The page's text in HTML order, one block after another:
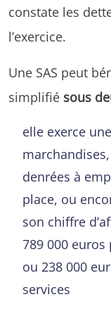
constate les
l’exercice.
Une SAS peut
simplifié sous
elle exerce
denrées à
place, ou
son chiffre
789 000
ou 238 000
services